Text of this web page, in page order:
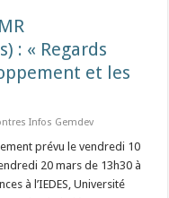
: « Regards
et les
Infos Gemdev
prévu le vendredi 10
20 mars de 13h30 à
à l’IEDES, Université